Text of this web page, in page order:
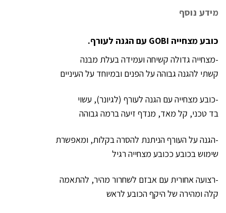
מידע נוסף
כובע מצחייה GOBI עם הגנה לעורף.
-מצחייה גדולה קשיחה ועמידה בעלת מבנה
קשתי להגנה גבוהה על הפנים ובמיוחד על העיניים
-כובע מצחייה עם הגנה לעורף (לגיונר), עשוי
בד טכני, קל מאד, מנדף זיעה ברמה גבוהה
-הגנה על העורף הניתנת להסרה בקלות, ומאפשרת
שימוש בכובע ככובע מצחייה רגיל
-רצועה אחורית עם אבזם לשחרור מהיר, להתאמה
קלה ומהירה של היקף הכובע לראש